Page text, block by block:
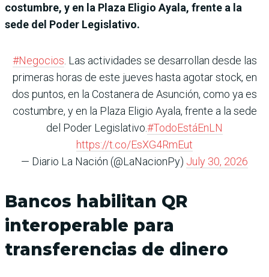
costumbre, y en la Plaza Eligio Ayala, frente a la
sede del Poder Legislativo.
#Negocios . Las actividades se desarrollan desde las
primeras horas de este jueves hasta agotar stock, en
dos puntos, en la Costanera de Asunción, como ya es
costumbre, y en la Plaza Eligio Ayala, frente a la sede
del Poder Legislativo.#TodoEstáEnLN
https://t.co/EsXG4RmEut
— Diario La Nación (@LaNacionPy) July 30, 2026
Bancos habilitan QR
interoperable para
transferencias de dinero